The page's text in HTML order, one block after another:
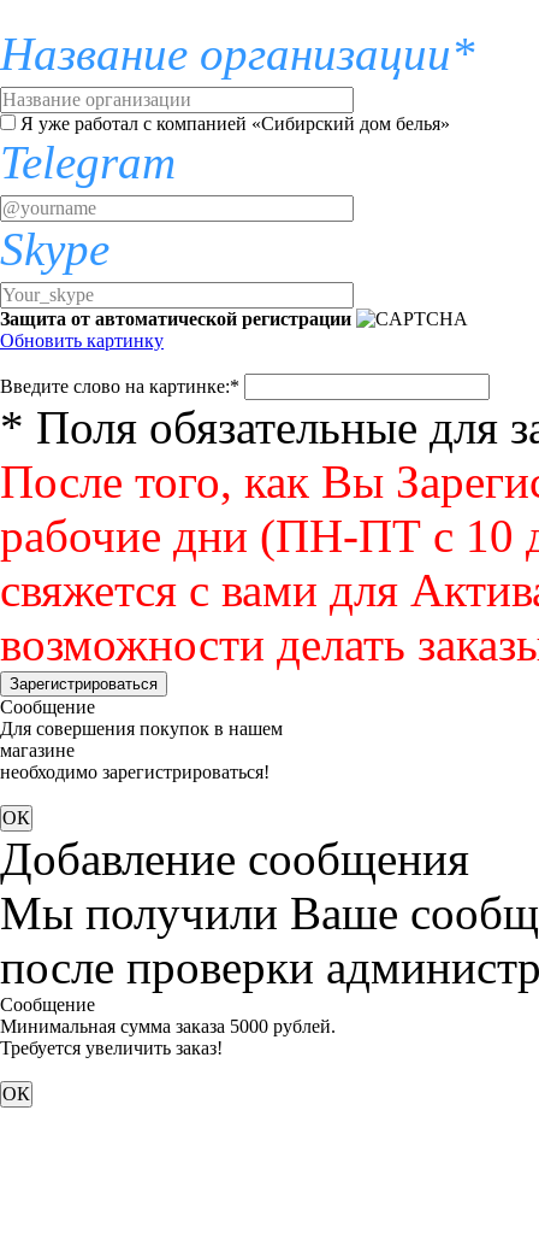
Название организации*
Я уже работал с компанией «Сибирский дом белья»
Telegram
Skype
Защита от автоматической регистрации
Обновить картинку
Введите слово на картинке:*
* Поля обязательные для
После того, как Вы
рабочие дни (ПН-ПТ с 10
свяжется с вами для
возможности делать
Зарегистрироваться
Сообщение
Для совершения покупок в нашем
магазине
необходимо зарегистрироваться!
Добавление сообщения
Мы получили Ваше
после проверки
Сообщение
Минимальная сумма заказа 5000 рублей.
Требуется увеличить заказ!